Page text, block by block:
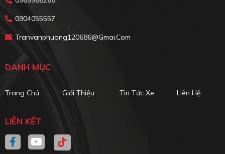
0904055557
Tranvanphuong120686@gmai.com
DANH MỤC
Trang Chủ Giới Thiệu Tin Tức Xe Liên Hệ
LIÊN KẾT